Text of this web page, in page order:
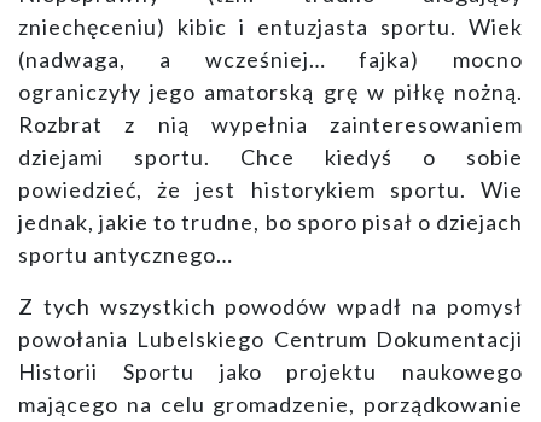
zniechęceniu) kibic i entuzjasta sportu. Wiek
(nadwaga, a wcześniej… fajka) mocno
ograniczyły jego amatorską grę w piłkę nożną.
Rozbrat z nią wypełnia zainteresowaniem
dziejami sportu. Chce kiedyś o sobie
powiedzieć, że jest historykiem sportu. Wie
jednak, jakie to trudne, bo sporo pisał o dziejach
sportu antycznego…
Z tych wszystkich powodów wpadł na pomysł
powołania Lubelskiego Centrum Dokumentacji
Historii Sportu jako projektu naukowego
mającego na celu gromadzenie, porządkowanie